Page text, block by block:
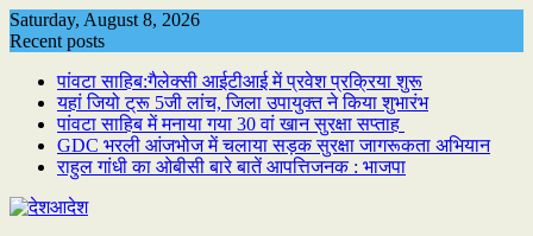
Skip
to
Saturday, August 8, 2026
Recent posts
पांवटा साहिब:गैलेक्सी आईटीआई में प्रवेश प्रक्रिया शुरू
यहां जियो ट्रू 5जी लांच, जिला उपायुक्त ने किया शुभारंभ
पांवटा साहिब में मनाया गया 30 वां खान सुरक्षा सप्ताह
GDC भरली आंजभोज में चलाया सड़क सुरक्षा जागरूकता अभियान
राहुल गांधी का ओबीसी बारे बातें आपत्तिजनक : भाजपा